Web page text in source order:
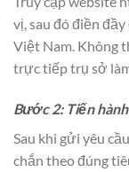
vị, sau đó điền
Việt Nam. Không
trực tiếp trụ sở
Bước 2: Tiến
Sau khi gửi yêu
chắn theo đúng